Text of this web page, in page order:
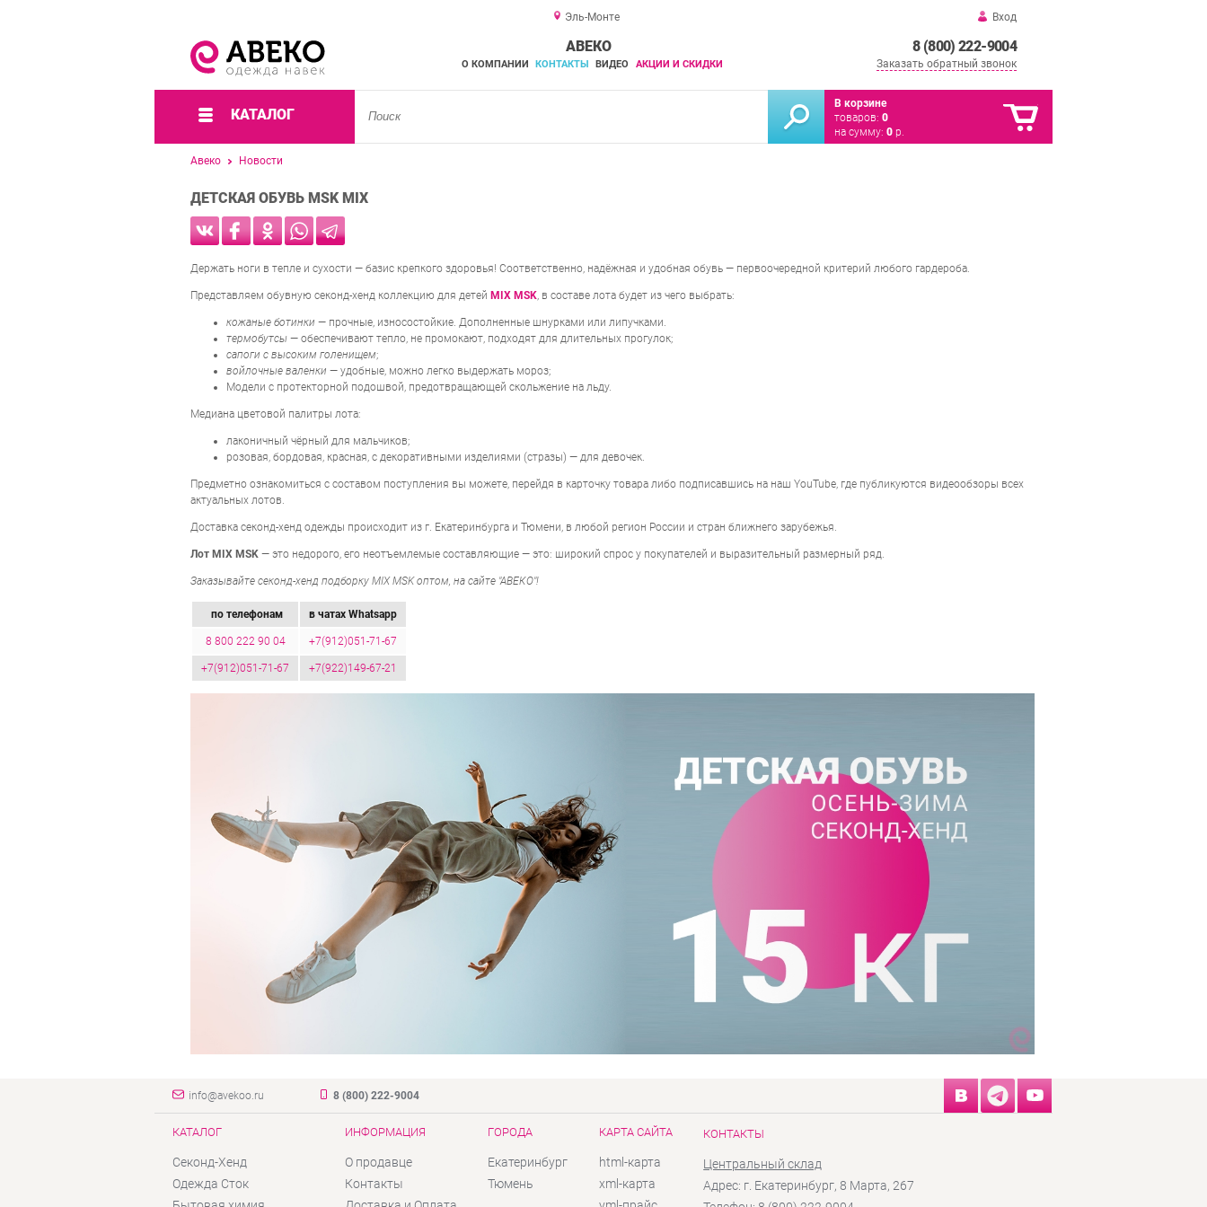
Эль-Монте Вход
8 (800) 222-9004
Заказать обратный звонок
АВЕКО
О КОМПАНИИ КОНТАКТЫ ВИДЕО АКЦИИ И СКИДКИ
КАТАЛОГ
В корзине
товаров: 0
на сумму: 0 р.
Авеко Новости
ДЕТСКАЯ ОБУВЬ MSK MIX
Держать ноги в тепле и сухости — базис крепкого здоровья! Соответственно, надёжная и удобная обувь — первоочередной критерий любого гардероба.
Представляем обувную секонд-хенд коллекцию для детей MIX MSK, в составе лота будет из чего выбрать:
кожаные ботинки — прочные, износостойкие. Дополненные шнурками или липучками.
термобутсы — обеспечивают тепло, не промокают, подходят для длительных прогулок;
сапоги с высоким голенищем;
войлочные валенки — удобные, можно легко выдержать мороз;
Модели с протекторной подошвой, предотвращающей скольжение на льду.
Медиана цветовой палитры лота:
лаконичный чёрный для мальчиков;
розовая, бордовая, красная, с декоративными изделиями (стразы) — для девочек.
Предметно ознакомиться с составом поступления вы можете, перейдя в карточку товара либо подписавшись на наш YouTube, где публикуются видеообзоры всех
актуальных лотов.
Доставка секонд-хенд одежды происходит из г. Екатеринбурга и Тюмени, в любой регион России и стран ближнего зарубежья.
Лот MIX MSK — это недорого, его неотъемлемые составляющие — это: широкий спрос у покупателей и выразительный размерный ряд.
Заказывайте секонд-хенд подборку MIX MSK оптом, на сайте "АВЕКО"!
по телефонам в чатах Whatsapp
8 800 222 90 04 +7(912)051-71-67
+7(912)051-71-67 +7(922)149-67-21
info@avekoo.ru 8 (800) 222-9004
КАТАЛОГ
Секонд-Хенд
Одежда Сток
ИНФОРМАЦИЯ
О продавце
Контакты
ГОРОДА
Екатеринбург
Тюмень
КАРТА САЙТА
html-карта
xml-карта
КОНТАКТЫ
Центральный склад
Адрес: г. Екатеринбург, 8 Марта, 267